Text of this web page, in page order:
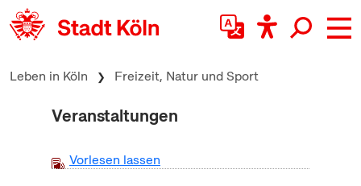
zum Inhalt springen
Leben in Köln Freizeit, Natur und Sport
Veranstaltungen
Vorlesen lassen